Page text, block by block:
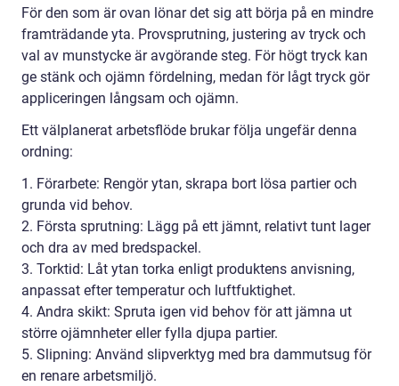
För den som är ovan lönar det sig att börja på en mindre
framträdande yta. Provsprutning, justering av tryck och
val av munstycke är avgörande steg. För högt tryck kan
ge stänk och ojämn fördelning, medan för lågt tryck gör
appliceringen långsam och ojämn.
Ett välplanerat arbetsflöde brukar följa ungefär denna
ordning:
1. Förarbete: Rengör ytan, skrapa bort lösa partier och
grunda vid behov.
2. Första sprutning: Lägg på ett jämnt, relativt tunt lager
och dra av med bredspackel.
3. Torktid: Låt ytan torka enligt produktens anvisning,
anpassat efter temperatur och luftfuktighet.
4. Andra skikt: Spruta igen vid behov för att jämna ut
större ojämnheter eller fylla djupa partier.
5. Slipning: Använd slipverktyg med bra dammutsug för
en renare arbetsmiljö.